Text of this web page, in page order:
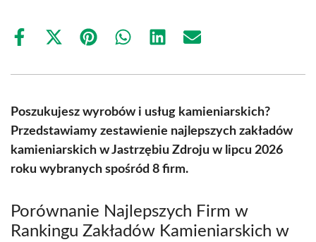
Share
Share
(Twitter)
Share Share Share Share
Poszukujesz wyrobów i usług kamieniarskich?
Przedstawiamy zestawienie najlepszych zakładów
kamieniarskich w Jastrzębiu Zdroju w lipcu 2026
roku wybranych spośród 8 firm.
Porównanie Najlepszych Firm w
Rankingu Zakładów Kamieniarskich w